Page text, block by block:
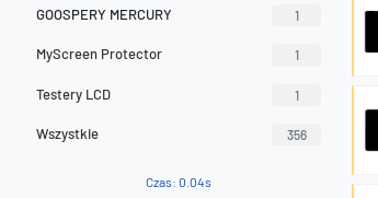
GOOSPERY MERCURY 1
MyScreen Protector 1
Testery LCD 1
Wszystkie 356
Czas: 0.04s